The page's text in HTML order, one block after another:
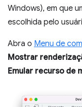
Windows), em que
escolhida pelo
Abra o Menu de
Mostrar
Emular recurso de